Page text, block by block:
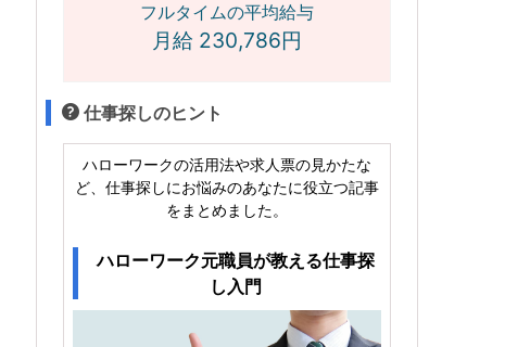
フルタイムの平均給与
月給 230,786円
仕事探しのヒント
ハローワークの活用法や求人票の見かたな
ど、仕事探しにお悩みのあなたに役立つ記事
をまとめました。
ハローワーク元職員が教える仕事探
し入門